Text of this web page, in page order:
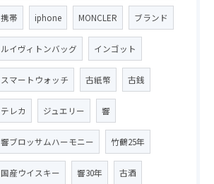
携帯 iphone MONCLER ブランド
ルイヴィトンバッグ インゴット
スマートウォッチ 古紙幣 古銭
テレカ ジュエリー 響
響ブロッサムハーモニー 竹鶴25年
国産ウイスキー 響30年 古酒